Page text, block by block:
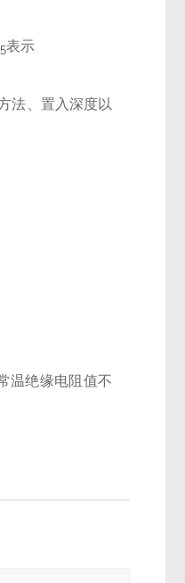
表示
法、置入深度以
温绝缘电阻值不